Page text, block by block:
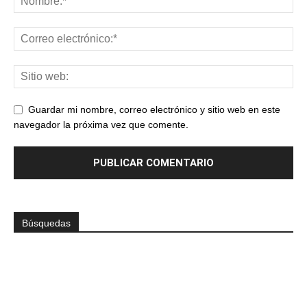
Guardar mi nombre, correo electrónico y sitio web en este
navegador la próxima vez que comente.
Búsquedas